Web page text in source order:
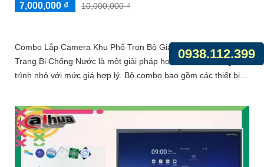
7,000,000 ₫ 10,000,000 ₫
Combo Lắp Camera Khu Phố Trọn Bộ Giá Rẻ Hikvision với
Trang Bị Chống Nước là một giải pháp hoàn hảo cho công
trình nhỏ với mức giá hợp lý. Bộ combo bao gồm các thiết bị
0938.112.399